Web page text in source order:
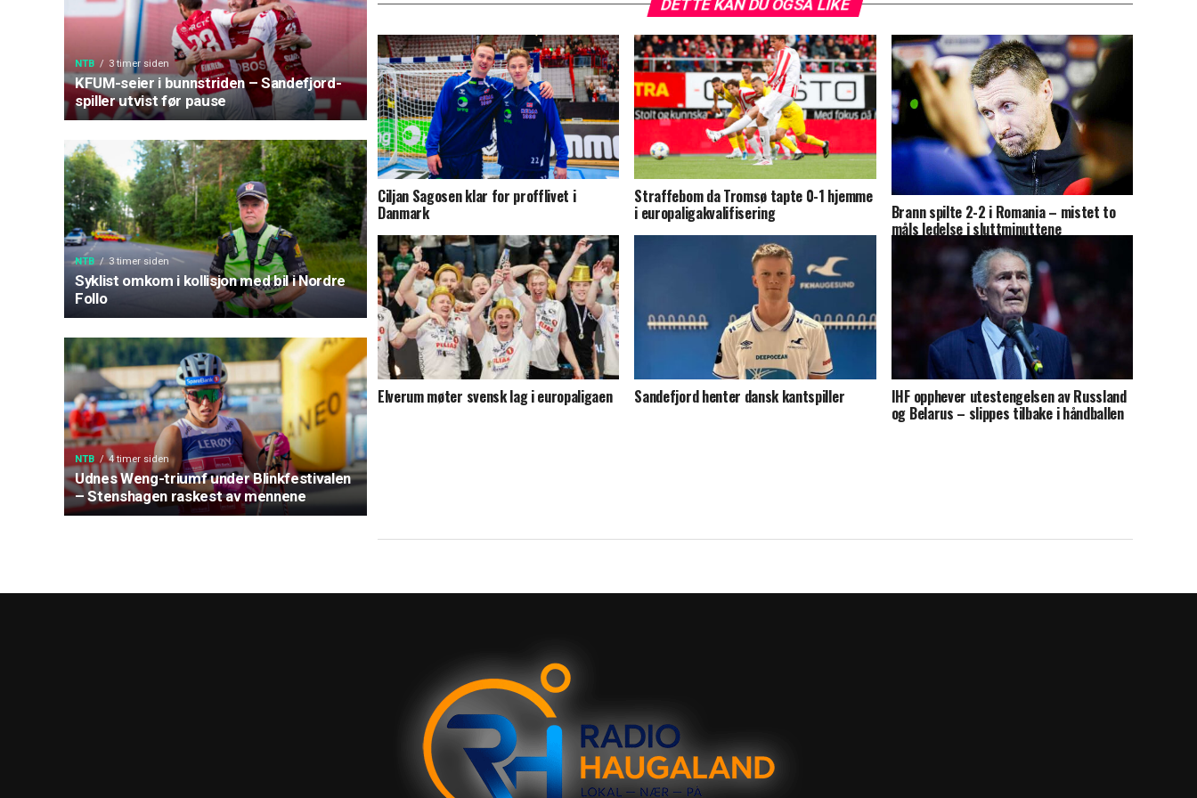
NTB 3 timer siden
KFUM-seier i bunnstriden – Sandefjord-
spiller utvist før pause
NTB 3 timer siden
Syklist omkom i kollisjon med bil i Nordre
Follo
NTB 4 timer siden
Udnes Weng-triumf under Blinkfestivalen
– Stenshagen raskest av mennene
DETTE KAN DU OGSÅ LIKE
Ciljan Sagosen klar for profflivet i
Danmark
Straffebom da Tromsø tapte 0-1 hjemme
i europaligakvalifisering Brann spilte 2-2 i Romania – mistet to
måls ledelse i sluttminuttene
Elverum møter svensk lag i europaligaen Sandefjord henter dansk kantspiller IHF opphever utestengelsen av Russland
og Belarus – slippes tilbake i håndballen